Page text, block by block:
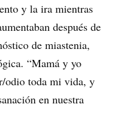
y la ira mientras
después de
de miastenia,
“Mamá y yo
odio toda mi vida, y
en nuestra